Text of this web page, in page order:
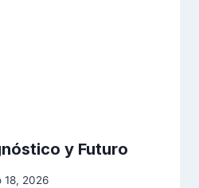
y Futuro
18, 2026